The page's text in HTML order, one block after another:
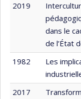
2019
dans le
de l’État
1982
Les
2017